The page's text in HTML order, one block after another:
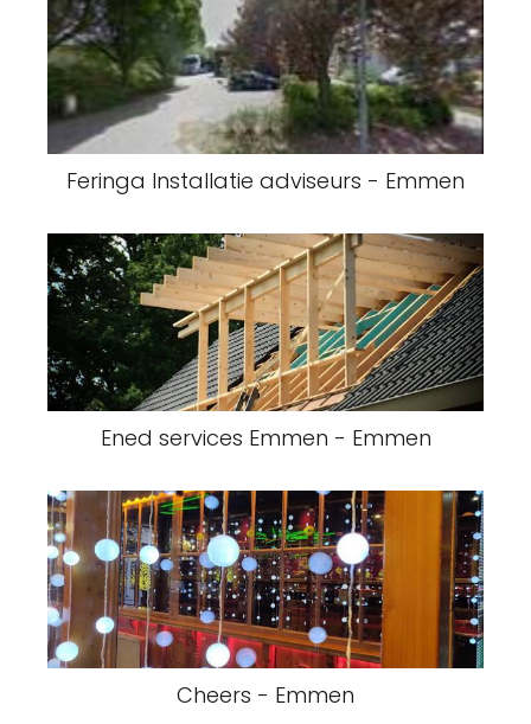
Feringa Installatie adviseurs - Emmen
Ened services Emmen - Emmen
Cheers - Emmen